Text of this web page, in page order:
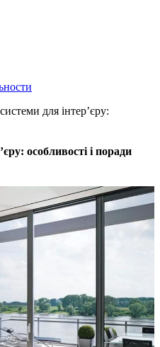
для інтер’єру:
особливості і поради